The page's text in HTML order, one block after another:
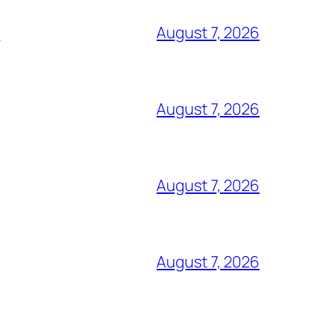
August 7, 2026
August 7, 2026
August 7, 2026
August 7, 2026